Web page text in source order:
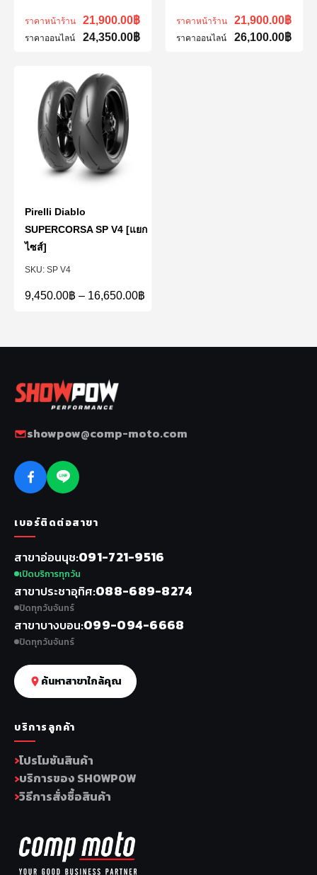
ราคาหน้าร้าน 21,900.00฿
ราคาออนไลน์ 24,350.00฿
ราคาหน้าร้าน 21,900.00฿
ราคาออนไลน์ 26,100.00฿
SP V4
Pirelli Diablo
SUPERCORSA SP V4 [แยก
ไซส์]
9,450.00฿ – 16,650.00฿
showpow@comp-moto.com
เบอร์ติดต่อสาขา
สาขาอ่อนนุช 091-721-9516
เปิดบริการทุกวัน
สาขาประชาอุทิศ 088-689-8274
ปิดทุกวันจันทร์
สาขาบางบอน 099-094-6668
ปิดทุกวันจันทร์
ค้นหาสาขาใกล้คุณ
บริการลูกค้า
โปรโมชันสินค้า
บริการของ SHOWPOW
วิธีการสั่งซื้อสินค้า